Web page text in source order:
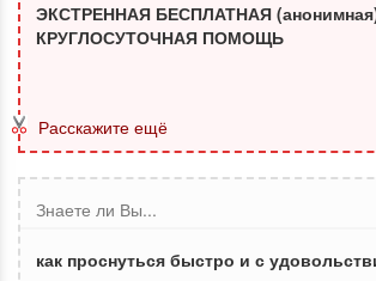
ЭКСТРЕННАЯ БЕСПЛАТНАЯ
КРУГЛОСУТОЧНАЯ ПОМОЩЬ
Расскажите ещё
Знаете ли Вы...
как проснуться быстро и с